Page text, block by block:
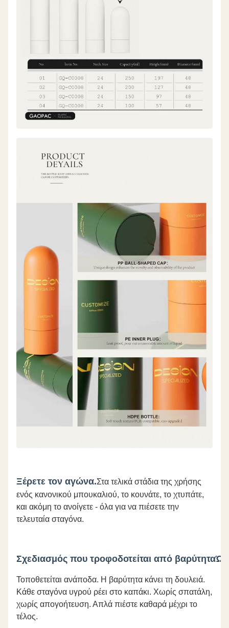
Ξέρετε τον αγώνα.Στα τελικά στάδια της χρήσης
ενός κανονικού μπουκαλιού, το κουνάτε, το χτυπάτε,
και ακόμη το ανοίγετε - όλα για να πιέσετε την
τελευταία σταγόνα.
Σχεδιασμός που τροφοδοτείται από βαρύτητα
Τοποθετείται ανάποδα. Η βαρύτητα κάνει τη δουλειά.
Κάθε σταγόνα υγρού ρέει στο καπάκι. Χωρίς σπατάλη,
χωρίς απογοήτευση. Απλά πιέστε καθαρά μέχρι το
τέλος.